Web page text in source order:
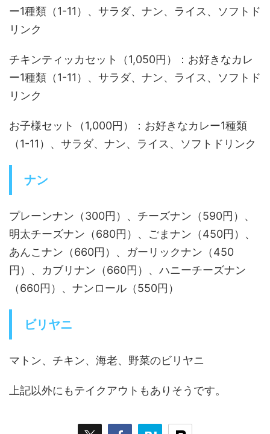
ー1種類（1-11）、サラダ、ナン、ライス、ソフトド
リンク
チキンティッカセット（1,050円）：お好きなカレ
ー1種類（1-11）、サラダ、ナン、ライス、ソフトド
リンク
お子様セット（1,000円）：お好きなカレー1種類
（1-11）、サラダ、ナン、ライス、ソフトドリンク
ナン
プレーンナン（300円）、チーズナン（590円）、
明太チーズナン（680円）、ごまナン（450円）、
あんこナン（660円）、ガーリックナン（450
円）、カブリナン（660円）、ハニーチーズナン
（660円）、ナンロール（550円）
ビリヤニ
マトン、チキン、海老、野菜のビリヤニ
上記以外にもテイクアウトもありそうです。